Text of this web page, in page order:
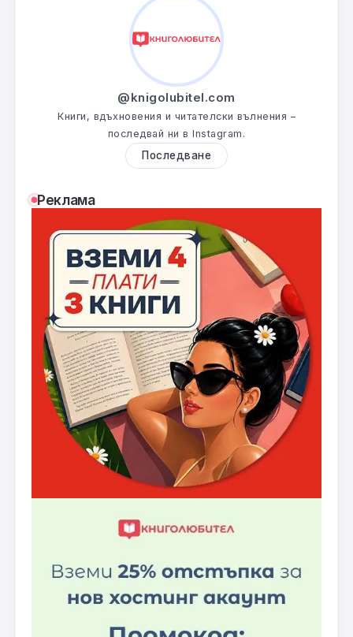
@knigolubitel.com
Книги, вдъхновения и читателски вълнения –
последвай ни в Instagram.
Последване
Реклама